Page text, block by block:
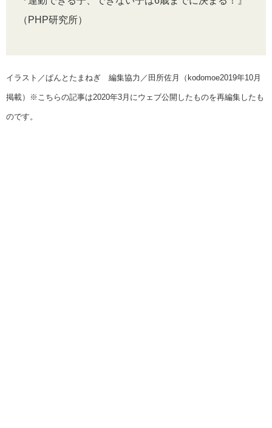
（PHP研究所）
イラスト／ぱんとたまねぎ 編集協力／田所佐月（kodomoe2019年10月
掲載）※こちらの記事は2020年3月にウェブ公開したものを再編集したも
のです。